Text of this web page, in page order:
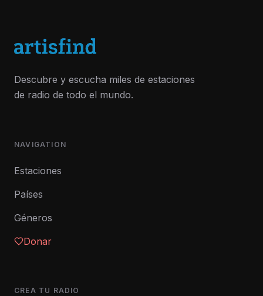
Descubre y escucha miles de estaciones
de radio de todo el mundo.
NAVIGATION
Estaciones
Países
Géneros
Donar
CREA TU RADIO